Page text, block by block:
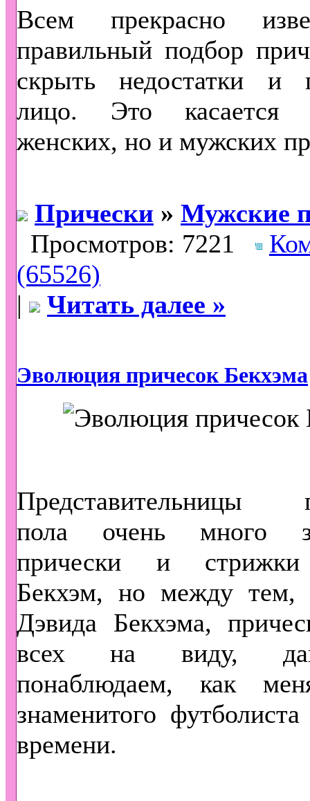
Всем прекрасно
правильный подбор
скрыть недостатки и
лицо. Это касается
женских, но и мужских
Прически » Мужские
Просмотров: 7221
(65526)
|
Читать далее »
Эволюция причесок Бекхэма
Представительницы
пола очень много
прически и стрижки
Бекхэм, но между тем,
Дэвида Бекхэма,
всех на виду,
понаблюдаем, как
знаменитого
времени.